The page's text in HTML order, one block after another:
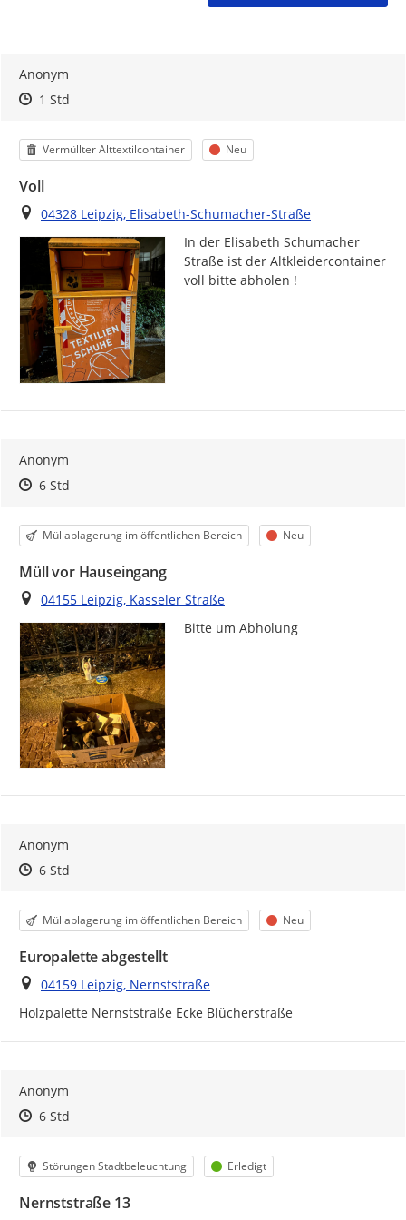
Anonym
Zeitpunkt des Erstellens
Zeitpunkt des Erstellens
1 StdZur Äußerung
Kategorie
Vermüllter Alttextilcontainer Status
Neu
Voll
Ort
04328 Leipzig, Elisabeth-Schumacher-Straße
In der Elisabeth Schumacher
Straße ist der Altkleidercontainer
voll bitte abholen !
Anonym
Zeitpunkt des Erstellens
Zeitpunkt des Erstellens
6 StdZur Äußerung
Kategorie
Müllablagerung im öffentlichen Bereich Status
Neu
Müll vor Hauseingang
Ort
04155 Leipzig, Kasseler Straße
Bitte um Abholung
Anonym
Zeitpunkt des Erstellens
Zeitpunkt des Erstellens
6 StdZur Äußerung
Kategorie
Müllablagerung im öffentlichen Bereich Status
Neu
Europalette abgestellt
Ort
04159 Leipzig, Nernststraße
Holzpalette Nernststraße Ecke Blücherstraße
Anonym
Zeitpunkt des Erstellens
Zeitpunkt des Erstellens
6 StdZur Äußerung
Kategorie
Störungen Stadtbeleuchtung Status
Erledigt
Nernststraße 13